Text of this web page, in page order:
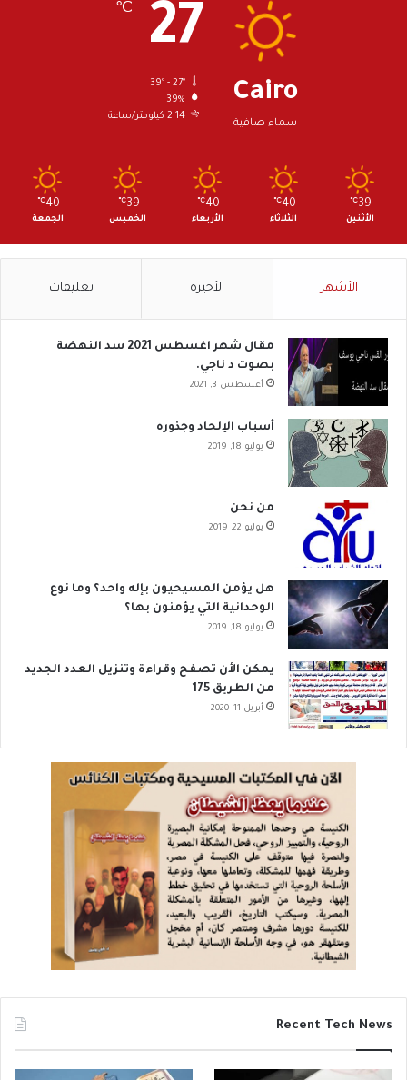
Cairo
سماء صافية
27
℃
39º - 27º
39%
2.14 كيلومتر/ساعة
39
℃
الأثنين
40
℃
الثلاثاء
40
℃
الأربعاء
39
℃
الخميس
40
℃
الجمعة
الأشهر الأخيرة تعليقات
مقال شهر اغسطس 2021 سد النهضة
بصوت د ناجي.
أغسطس 3, 2021
أسباب الإلحاد وجذوره
يوليو 18, 2019
من نحن
يوليو 22, 2019
هل يؤمن المسيحيون بإله واحد؟ وما نوع
الوحدانية التي يؤمنون بها؟
يوليو 18, 2019
يمكن الأن تصفح وقراءة وتنزيل العدد الجديد
من الطريق 175
أبريل 11, 2020
Recent Tech News